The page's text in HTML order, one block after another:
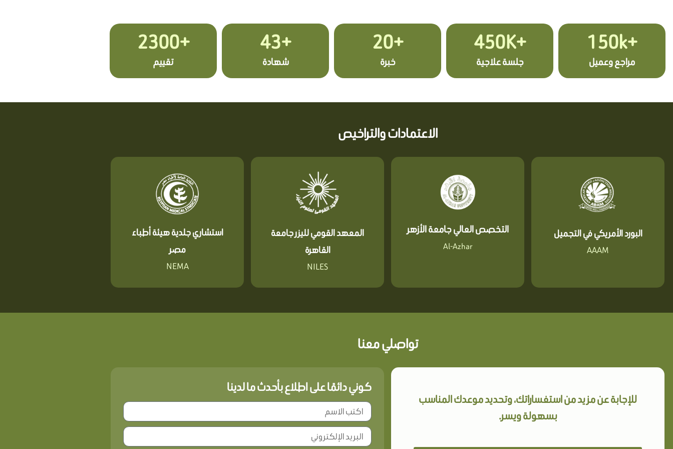
+150k
مراجع وعميل
+450K
جلسة علاجية
+20
خبرة
+43
شهادة
+2300
تقييم
الاعتمادات والتراخيص
البورد الأمريكي في التجميل
AAAM
التخصص العالي جامعة الأزهر
Al-Azhar
المعهد القومي لليزر جامعة
القاهرة
NILES
استشاري جلدية هيئة أطباء
مصر
NEMA
تواصلي معنا
للإجابة عن مزيد من استفساراتك، وتحديد موعدك المناسب
بسهولة ويسر.
كوني دائمًا على اطلاع بأحدث ما لدينا